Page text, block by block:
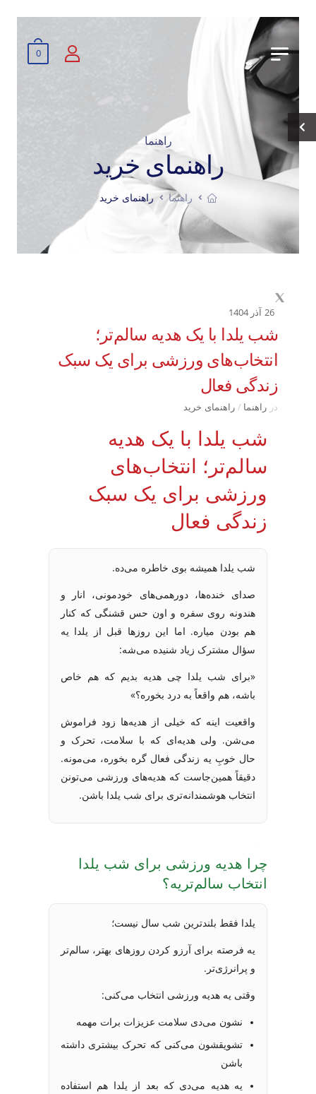
0
راهنما
راهنمای خرید
راهنما راهنمای خرید
26 آذر 1404
شب یلدا با یک هدیه سالم‌تر؛
انتخاب‌های ورزشی برای یک سبک
زندگی فعال
در راهنما / راهنمای خرید
شب یلدا با یک هدیه
سالم‌تر؛ انتخاب‌های
ورزشی برای یک سبک
زندگی فعال
شب یلدا همیشه بوی خاطره می‌ده.
صدای خنده‌ها، دورهمی‌های خودمونی، انار و
هندونه روی سفره و اون حس قشنگی که کنار
هم بودن میاره. اما این روزها قبل از یلدا یه
سؤال مشترک زیاد شنیده می‌شه:
«برای شب یلدا چی هدیه بدیم که هم خاص
باشه، هم واقعاً به درد بخوره؟»
واقعیت اینه که خیلی از هدیه‌ها زود فراموش
می‌شن. ولی هدیه‌ای که با سلامت، تحرک و
حال خوبِ یه زندگی فعال گره بخوره، می‌مونه.
دقیقاً همین‌جاست که هدیه‌های ورزشی می‌تونن
انتخاب هوشمندانه‌تری برای شب یلدا باشن.
چرا هدیه ورزشی برای شب یلدا
انتخاب سالم‌تریه؟
یلدا فقط بلندترین شب سال نیست؛
یه فرصته برای آرزو کردن روزهای بهتر، سالم‌تر
و پرانرژی‌تر.
وقتی یه هدیه ورزشی انتخاب می‌کنی:
نشون می‌دی سلامت عزیزات برات مهمه
تشویقشون می‌کنی که تحرک بیشتری داشته
باشن
یه هدیه می‌دی که بعد از یلدا هم استفاده